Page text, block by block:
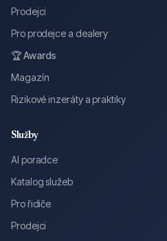
Prodejci
Pro prodejce a dealery
🏆 Awards
Magazín
Rizikové inzeráty a praktiky
Služby
AI poradce
Katalog služeb
Pro řidiče
Prodejci